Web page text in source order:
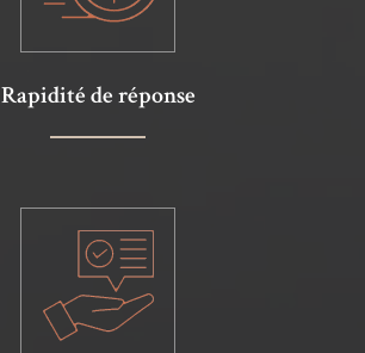
Rapidité de réponse